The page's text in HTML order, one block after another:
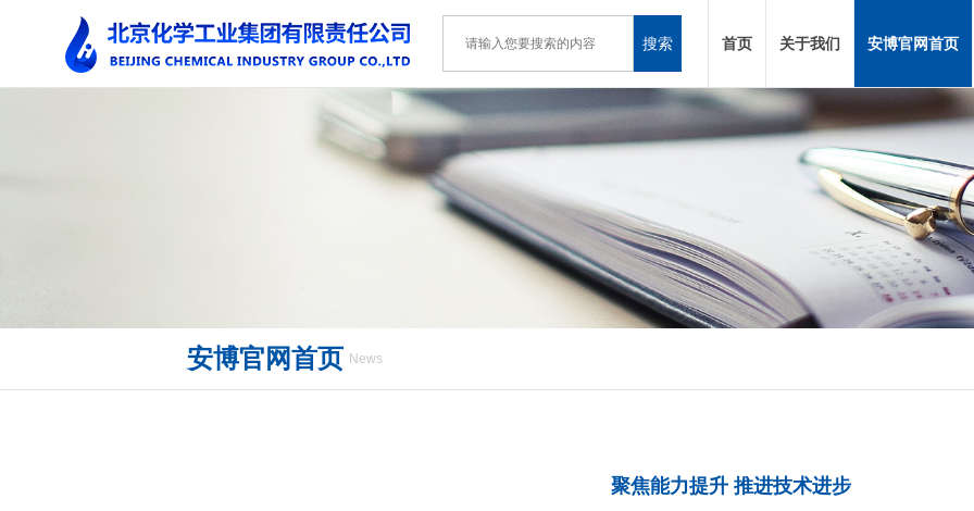
搜索 首页 关于我们 安博官网首页
安博官网首页 News
聚焦能力提升 推进技术进步